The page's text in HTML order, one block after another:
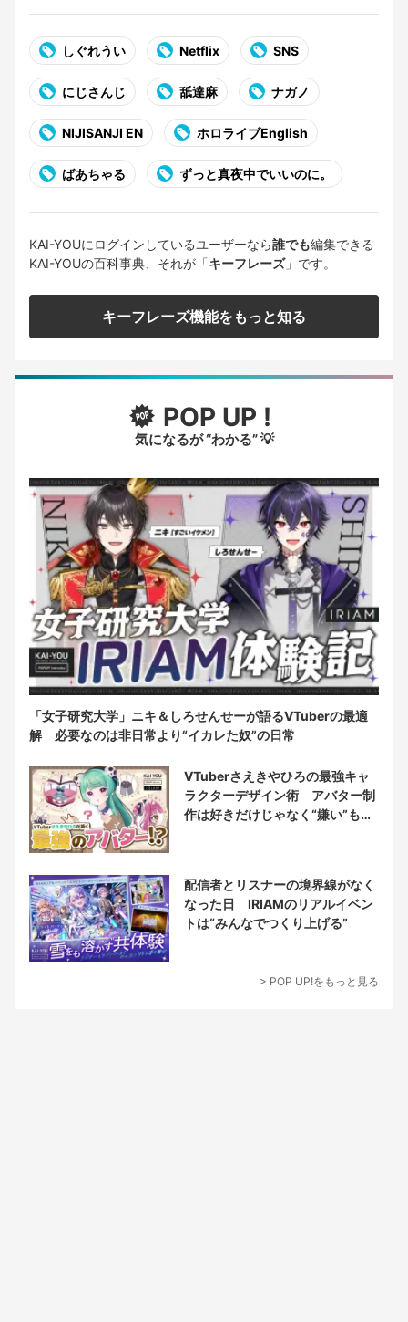
しぐれうい Netflix SNS
にじさんじ 舐達麻 ナガノ
NIJISANJI EN ホロライブEnglish
ばあちゃる ずっと真夜中でいいのに。
KAI-YOUにログインしているユーザーなら誰でも編集できる
KAI-YOUの百科事典、それが「キーフレーズ」です。
キーフレーズ機能をもっと知る
POP UP !
気になるが “わかる” 💡
「女子研究大学」ニキ＆しろせんせーが語るVTuberの最適
解 必要なのは非日常より“イカレた奴”の日常
VTuberさえきやひろの最強キャ
ラクターデザイン術 アバター制
作は好きだけじゃなく“嫌い”もブ
配信者とリスナーの境界線がなく
なった日 IRIAMのリアルイベン
トは“みんなでつくり上げる”
> POP UP!をもっと見る